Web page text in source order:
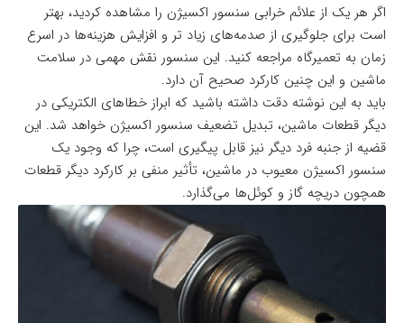
اگر هر یک از علائم خرابی سنسور اکسیژن را مشاهده کردید، بهتر
است برای جلوگیری از صدمه‌های زیاد تر و افزایش هزینه‌ها در اسرع
زمان به تعمیرگاه مراجعه کنید. این سنسور نقش مهمی در سلامت
ماشین و این چنین کارکرد صحیح آن دارد.
باید به این نوشته دقت داشته باشید که ابراز خطاهای الکتریکی در
دیگر قطعات ماشین، تبدیل تضعیف سنسور اکسیژن خواهد شد. این
قضیه از جنبه فرد دیگر نیز قابل پیگیری است، چرا که وجود یک
سنسور اکسیژن معیوب در ماشین، تأثیر منفی بر کارکرد دیگر قطعات
همچون دریچه گاز و کوئل‌ها می‌گذارد.